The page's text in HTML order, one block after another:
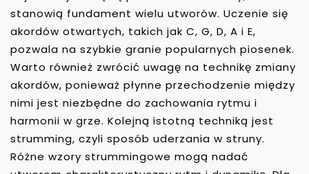
stanowią fundament wielu utworów. Uczenie się
akordów otwartych, takich jak C, G, D, A i E,
pozwala na szybkie granie popularnych piosenek.
Warto również zwrócić uwagę na technikę zmiany
akordów, ponieważ płynne przechodzenie między
nimi jest niezbędne do zachowania rytmu i
harmonii w grze. Kolejną istotną techniką jest
strumming, czyli sposób uderzania w struny.
Różne wzory strummingowe mogą nadać